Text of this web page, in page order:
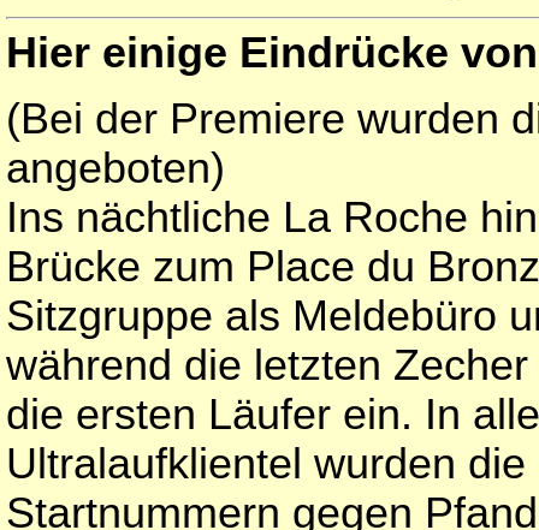
Hier einige Eindrücke
(Bei der Premiere wurden
angeboten)
Ins nächtliche La Roche
Brücke zum Place du
Sitzgruppe als Meldebüro
während die letzten
die ersten Läufer ein. In
Ultralaufklientel wurden
Startnummern gegen